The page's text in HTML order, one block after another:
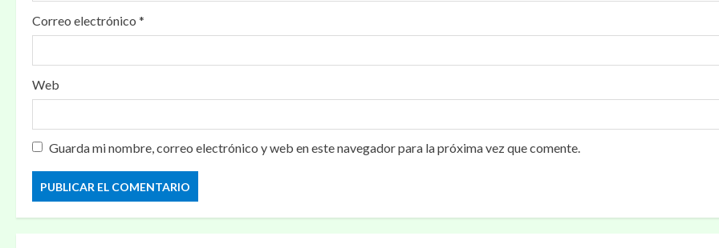
Correo electrónico *
Web
Guarda mi nombre, correo electrónico y web en este navegador para la próxima vez que comente.